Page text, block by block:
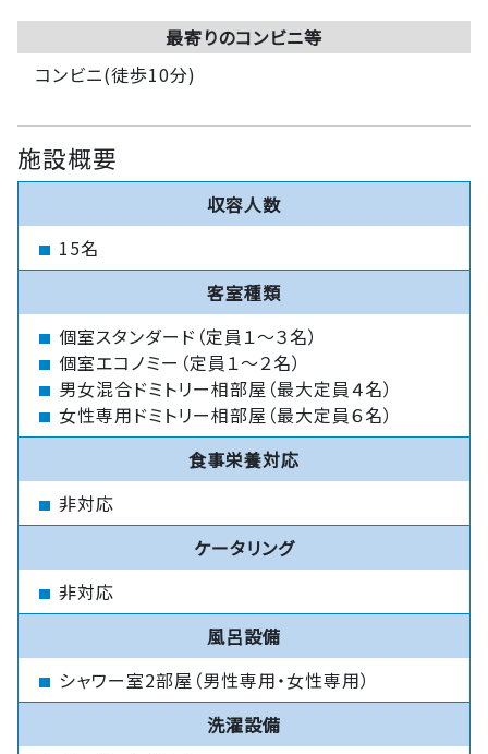
最寄りのコンビニ等
コンビニ(徒歩10分)
施設概要
収容人数
15名
客室種類
個室スタンダード（定員１～３名）
個室エコノミー（定員１～２名）
男女混合ドミトリー相部屋（最大定員４名）
女性専用ドミトリー相部屋（最大定員６名）
食事栄養対応
非対応
ケータリング
非対応
風呂設備
シャワー室2部屋（男性専用・女性専用）
洗濯設備